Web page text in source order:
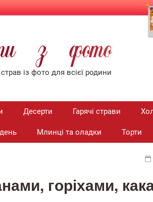
з фото
iз фото для всiєї родини
Десерти Гарячі страви
Млинці та оладки Торти
горіхами,